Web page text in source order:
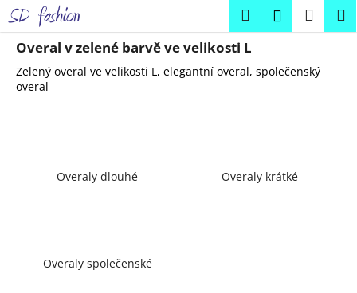
Přejít
na
obsah
HledatPřihlášení
Overal v zelené barvě ve velikosti L
Zelený overal ve velikosti L, elegantní overal, společenský
overal
Overaly dlouhé Overaly krátké
Overaly společenské
K
o Zpět
Zpět
C